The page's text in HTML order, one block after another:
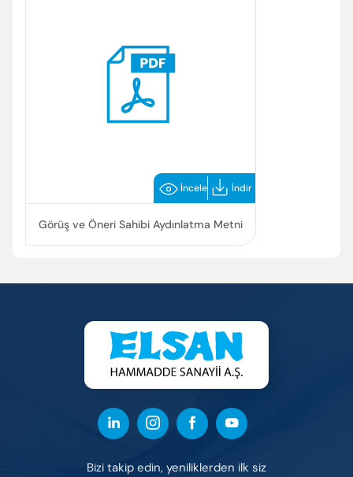
Enter’a basıp arayabilir veya ESC ile kapatabilirsiniz
İncele İndir
Görüş ve Öneri Sahibi Aydınlatma Metni
Bizi takip edin, yeniliklerden ilk siz